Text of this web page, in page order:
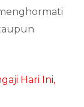
Hari Ini,